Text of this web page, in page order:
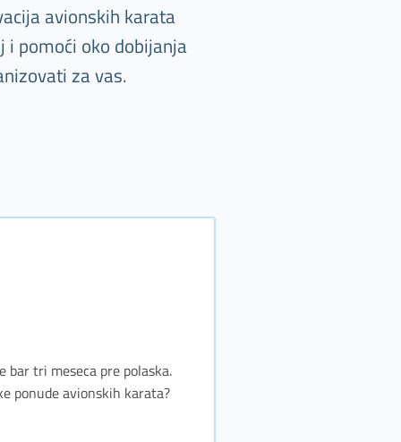
avionskih karata
i pomoći oko dobijanja
za vas.
tri meseca pre polaska.
ponude avionskih karata?